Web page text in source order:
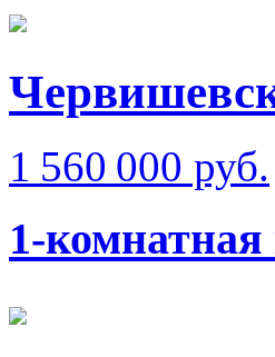
1 560 000 руб.
1-